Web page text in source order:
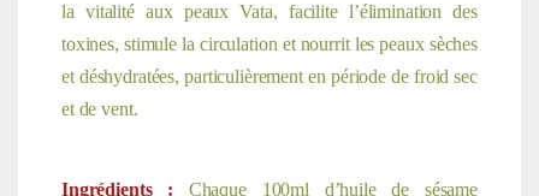
la vitalité aux peaux Vata, facilite l’élimination des
toxines, stimule la circulation et nourrit les peaux sèches
et déshydratées, particulièrement en période de froid sec
et de vent.
Ingrédients : Chaque 100ml d’huile de sésame